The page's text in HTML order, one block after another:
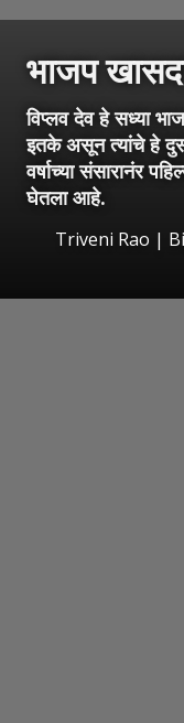
भाजप
विप्लव देव हे सध्या
इतके असून त्यांचे हे
वर्षाच्या संसारानंर
घेतला आहे.
Triveni Rao |